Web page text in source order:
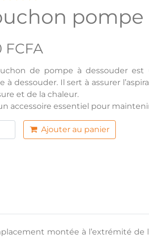
pompe
FCFA
de pompe à dessouder
à dessouder. Il sert à assurer
et de la chaleur.
accessoire essentiel pour
Ajouter au panier
montée à l’extrémité de